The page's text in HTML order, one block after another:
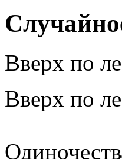
Вверх по
Вверх по